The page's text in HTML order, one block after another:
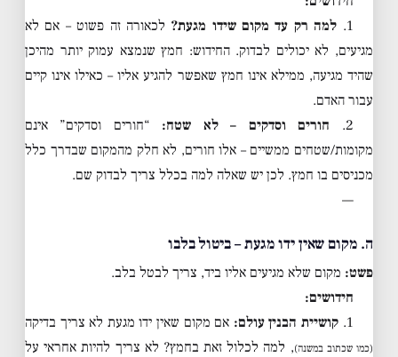
1. למה רק עד מקום שידו מגעת? לכאורה זה פשוט – אם לא
מגיעים, לא יכולים לבדוק. החידוש: חמץ שנמצא עמוק יותר מהיכן
שהיד מגיעה, ממילא אינו חמץ שאפשר להגיע אליו – כאילו אינו קיים
עבור האדם.
2.
חורים וסדקים – לא שטח: “חורים וסדקים” אינם
מקומות/שטחים ממשיים – אלו חורים, לא חלק מהמקום שבדרך כלל
מכניסים בו חמץ. לכן יש שאלה למה בכלל צריך לבדוק שם.
—
ה. מקום שאין ידו מגעת – ביטול בלבו
פשט: מקום שלא מגיעים אליו ביד, צריך לבטל בלב.
חידושים:
1. קושיית הבנין עולם: אם מקום שאין ידו מגעת לא צריך בדיקה
(כמו שכתוב במשנה), למה לכלול זאת בחמץ? לא צריך להיות אחראי על